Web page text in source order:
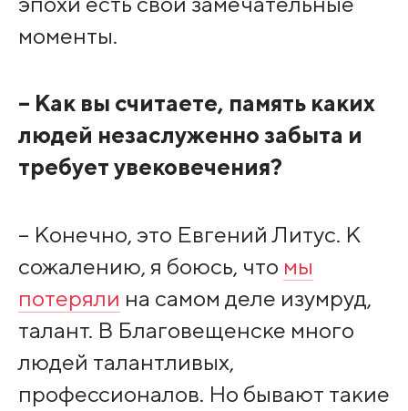
моменты.
– Как вы считаете, память каких
людей незаслуженно забыта и
требует увековечения?
– Конечно, это Евгений Литус. К
сожалению, я боюсь, что мы
потеряли на самом деле изумруд,
талант. В Благовещенске много
людей талантливых,
профессионалов. Но бывают такие